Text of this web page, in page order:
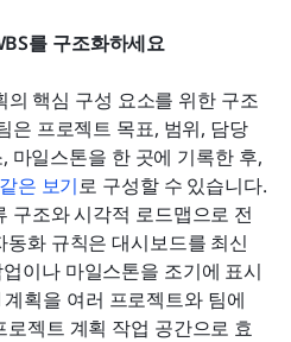
를 구조화하세요
의 핵심 구성 요소를 위한 구조
은 프로젝트 목표, 범위, 담당
마일스톤을 한 곳에 기록한 후,
은 보기로 구성할 수 있습니다.
구조와 시각적 로드맵으로 전
화 규칙은 대시보드를 최신
이나 마일스톤을 조기에 표시
획을 여러 프로젝트와 팀에
젝트 계획 작업 공간으로 효